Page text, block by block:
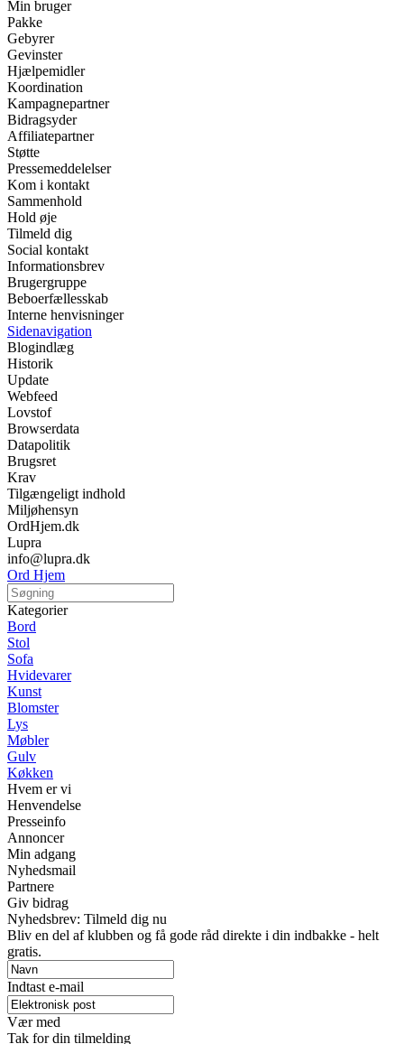
Min bruger
Pakke
Gebyrer
Gevinster
Hjælpemidler
Koordination
Kampagnepartner
Bidragsyder
Affiliatepartner
Støtte
Pressemeddelelser
Kom i kontakt
Sammenhold
Hold øje
Tilmeld dig
Social kontakt
Informationsbrev
Brugergruppe
Beboerfællesskab
Interne henvisninger
Sidenavigation
Blogindlæg
Historik
Update
Webfeed
Lovstof
Browserdata
Datapolitik
Brugsret
Krav
Tilgængeligt indhold
Miljøhensyn
OrdHjem.dk
Lupra
info@lupra.dk
Ord Hjem
Kategorier
Bord
Stol
Sofa
Hvidevarer
Kunst
Blomster
Lys
Møbler
Gulv
Køkken
Hvem er vi
Henvendelse
Presseinfo
Annoncer
Min adgang
Nyhedsmail
Partnere
Giv bidrag
Nyhedsbrev: Tilmeld dig nu
Bliv en del af klubben og få gode råd direkte i din indbakke - helt
gratis.
Indtast e-mail
Vær med
Tak for din tilmelding